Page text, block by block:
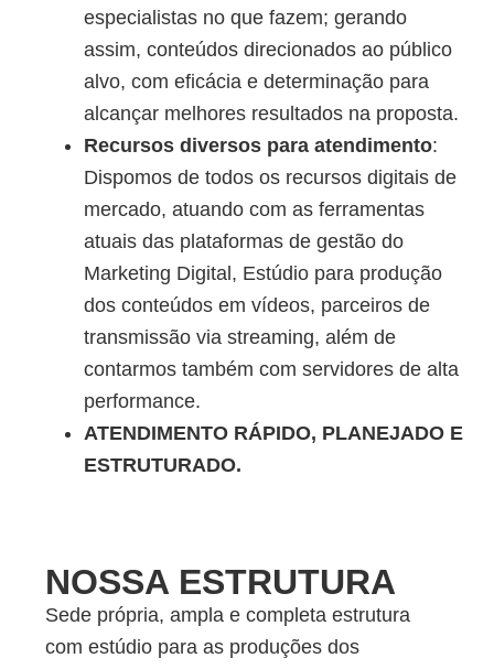
especialistas no que fazem; gerando
assim, conteúdos direcionados ao público
alvo, com eficácia e determinação para
alcançar melhores resultados na proposta.
Recursos diversos para atendimento:
Dispomos de todos os recursos digitais de
mercado, atuando com as ferramentas
atuais das plataformas de gestão do
Marketing Digital, Estúdio para produção
dos conteúdos em vídeos, parceiros de
transmissão via streaming, além de
contarmos também com servidores de alta
performance.
ATENDIMENTO RÁPIDO, PLANEJADO E
ESTRUTURADO.
NOSSA ESTRUTURA
Sede própria, ampla e completa estrutura
com estúdio para as produções dos